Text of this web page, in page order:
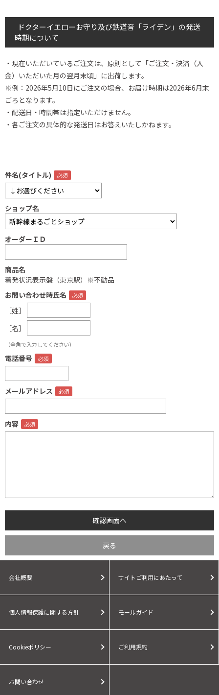
ドクターイエローお守り及び鉄道音「ライデン」の発送
時期について
・現在いただいているご注文は、原則として「ご注文・決済（入
金）いただいた月の翌月末頃」に出荷します。
※例：2026年5月10日にご注文の場合、お届け時期は2026年6月末
ごろとなります。
・配送日・時間帯は指定いただけません。
・各ご注文の具体的な発送日はお答えいたしかねます。
件名(タイトル)
ショップ名
オーダーＩＤ
商品名
着発状況表示盤（東京駅）※不動品
お問い合わせ時氏名
［姓］
［名］
（全角で入力してください）
電話番号
メールアドレス
内容
会社概要 サイトご利用にあたって
個人情報保護に関する方針 モールガイド
Cookieポリシー ご利用規約
お問い合わせ